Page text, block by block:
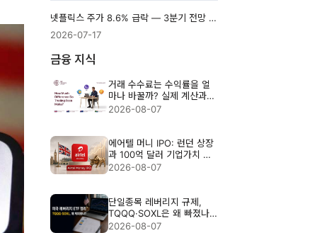
넷플릭스 주가 8.6% 급락 — 3분기 전망 부진과 시청 지표 공개 축소
2026-07-17
금융 지식
거래 수수료는 수익률을 얼
마나 바꿀까? 실제 계산과
절감법
2026-08-07
에어텔 머니 IPO: 런던 상장
과 100억 달러 기업가치 분
석
2026-08-07
단일종목 레버리지 규제,
TQQQ·SOXL은 왜 빠졌나?
3배 ETF 위험 정리
2026-08-07